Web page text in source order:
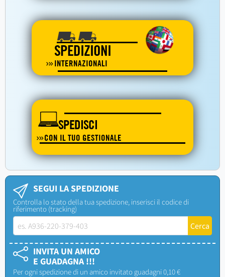
SPEDIZIONI
INTERNAZIONALI
SPEDISCI
CON IL TUO GESTIONALE
SEGUI LA SPEDIZIONE
Controlla lo stato della tua spedizione, inserisci il codice di
riferimento (tracking)
INVITA UN AMICO
E GUADAGNA !!!
Per ogni spedizione di un amico invitato guadagni 0,10 €